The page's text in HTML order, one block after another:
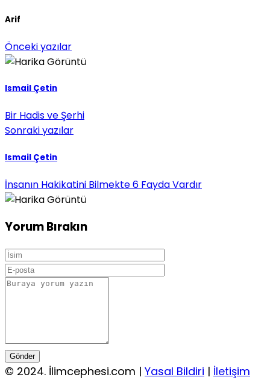
Arif
Önceki yazılar
Ismail Çetin
Bir Hadis ve Şerhi
Sonraki yazılar
Ismail Çetin
İnsanın Hakikatini Bilmekte 6 Fayda Vardır
Yorum Bırakın
Gönder
© 2024. İlimcephesi.com | Yasal Bildiri | İletişim